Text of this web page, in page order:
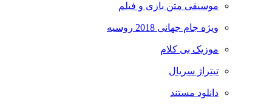
موسیقی متن بازی و فیلم
ویژه جام جهانی 2018 روسیه
موزیک بی کلام
تیتراژ سریال
دانلود مستند